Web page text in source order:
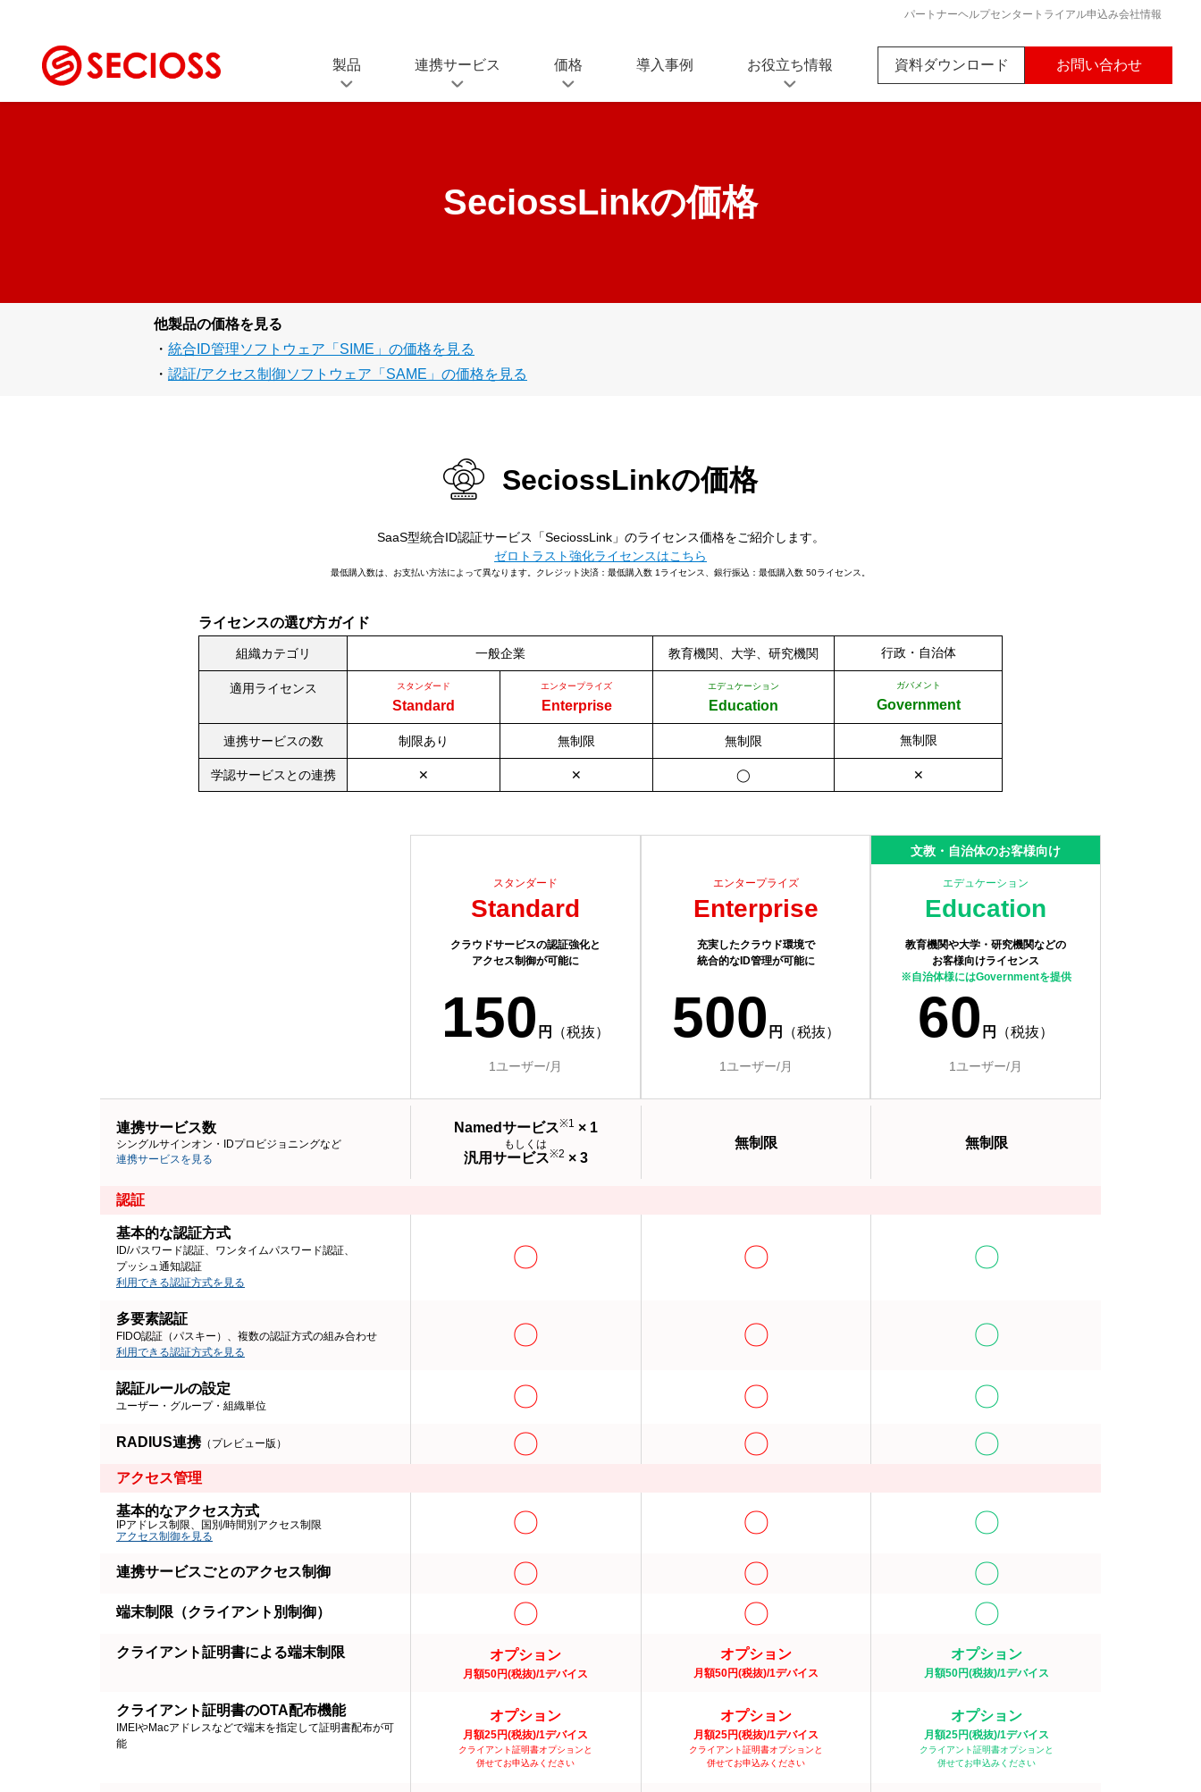
パートナーヘルプセンター トライアル申込み会社情報
製品
Manager Enterprise
SSO・アクセス制御ソフトウェア
Secioss Remote Gateway
連携サービス
ID同期対応サービス
統合ID管理、プロビジョニングなど
価格
ゼロトラスト強化ライセ
SSO・アクセス制御ソフトウェア
導入事例 お役立ち情報 資料ダウンロード お問い合わせ
SeciossLinkの価格
他製品の価格を見る
・ 統合ID管理ソフトウェア「SIME」の価格を見る
・ 認証/アクセス制御ソフトウェア「SAME」の価格を見る
SeciossLinkの価格
SaaS型統合ID認証サービス「SeciossLink」のライセンス価格をご紹介します。
ゼロトラスト強化ライセンスはこちら
最低購入数は、お支払い方法によって異なります。クレジット決済：最低購入数 1ライセンス、銀行振込：最低購入数 50ライセンス。
ライセンスの選び方ガイド
組織カテゴリ 一般企業 教育機関、大学、研究機関 行政・自治体
適用ライセンス スタンダード
Standard
エンタープライズ
Enterprise
エデュケーション
Education
ガバメント
Government
連携サービスの数 制限あり 無制限 無制限 無制限
学認サービスとの連携 ✕ ✕ ◯ ✕
スタンダード
Standard
クラウドサービスの認証強化と
アクセス制御が可能に
150 円 （税抜）
1ユーザー/月
エンタープライズ
Enterprise
充実したクラウド環境で
統合的なID管理が可能に
500 円 （税抜）
1ユーザー/月
文教・自治体のお客様向け
エデュケーション
Education
教育機関や大学・研究機関などの
お客様向けライセンス
※自治体様にはGovernmentを提供
60 円 （税抜）
1ユーザー/月
連携サービス数
シングルサインオン・IDプロビジョニングなど
連携サービスを見る
Namedサービス※1 × 1
もしくは
汎用サービス※2 × 3
無制限 無制限
認証
基本的な認証方式
ID/パスワード認証、ワンタイムパスワード認証、
プッシュ通知認証
利用できる認証方式を見る
〇 〇 〇
多要素認証
FIDO認証（パスキー）、複数の認証方式の組み合わせ
利用できる認証方式を見る
〇 〇 〇
認証ルールの設定
ユーザー・グループ・組織単位 〇 〇 〇
RADIUS連携（プレビュー版） 〇 〇 〇
アクセス管理
基本的なアクセス方式
IPアドレス制限、国別/時間別アクセス制限
アクセス制御を見る
〇 〇 〇
連携サービスごとのアクセス制御 〇 〇 〇
端末制限（クライアント別制御） 〇 〇 〇
クライアント証明書による端末制限 オプション
月額50円(税抜)/1デバイス
オプション
月額50円(税抜)/1デバイス
オプション
月額50円(税抜)/1デバイス
クライアント証明書のOTA配布機能
IMEIやMacアドレスなどで端末を指定して証明書配布が可
能
オプション
月額25円(税抜)/1デバイス
クライアント証明書オプションと
併せてお申込みください
オプション
月額25円(税抜)/1デバイス
クライアント証明書オプションと
併せてお申込みください
オプション
月額25円(税抜)/1デバイス
クライアント証明書オプションと
併せてお申込みください